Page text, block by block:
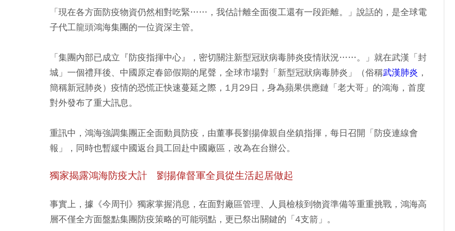
「現在各方面防疫物資仍然相對吃緊……，我估計離全面復工還有一段距離。」說話的，是全球電
子代工龍頭鴻海集團的一位資深主管。
「集團內部已成立『防疫指揮中心』，密切關注新型冠狀病毒肺炎疫情狀況……。」就在武漢「封
城」一個禮拜後、中國原定春節假期的尾聲，全球市場對「新型冠狀病毒肺炎」（俗稱武漢肺炎 ，
簡稱新冠肺炎）疫情的恐慌正快速蔓延之際，1月29日，身為蘋果供應鏈「老大哥」的鴻海，首度
對外發布了重大訊息。
重訊中，鴻海強調集團正全面動員防疫，由董事長劉揚偉親自坐鎮指揮，每日召開「防疫連線會
報」，同時也暫緩中國返台員工回赴中國廠區，改為在台辦公。
獨家揭露鴻海防疫大計 劉揚偉督軍全員從生活起居做起
事實上，據《今周刊》獨家掌握消息，在面對廠區管理、人員檢核到物資準備等重重挑戰，鴻海高
層不僅全方面盤點集團防疫策略的可能弱點，更已祭出關鍵的「4支箭」。